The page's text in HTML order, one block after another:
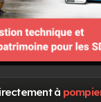
à
Grade : Capitaine
à 15:20
le 25/09/2020 à 15:20